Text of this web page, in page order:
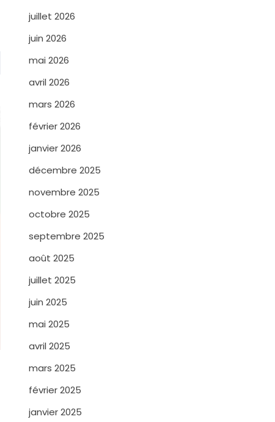
juillet 2026
juin 2026
mai 2026
avril 2026
mars 2026
février 2026
janvier 2026
décembre 2025
novembre 2025
octobre 2025
septembre 2025
août 2025
juillet 2025
juin 2025
mai 2025
avril 2025
mars 2025
février 2025
janvier 2025